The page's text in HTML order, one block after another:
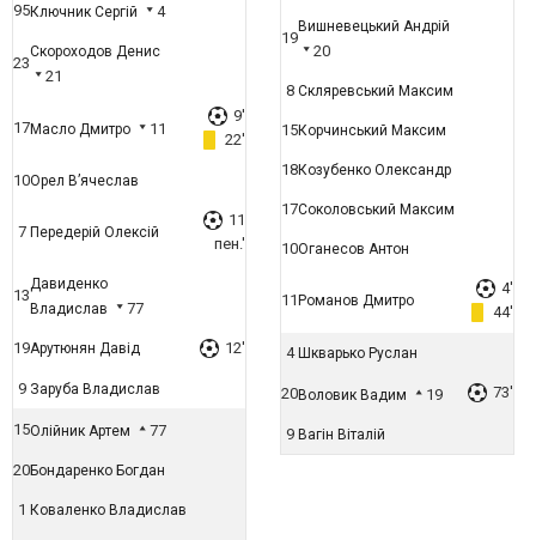
95Ключник Сергій 4
23
Скороходов Денис
21
17Масло Дмитро 11
9'
22'
10Орел В’ячеслав
7 Передерій Олексій
11
пен.'
13
Давиденко
Владислав
77
19Арутюнян Давід 12'
9 Заруба Владислав
15Олійник Артем 77
20Бондаренко Богдан
1 Коваленко Владислав
19
Вишневецький Андрій
20
8 Скляревський Максим
15Корчинський Максим
18Козубенко Олександр
17Соколовський Максим
10Оганесов Антон
11 Романов Дмитро
4'
44'
4 Шкварько Руслан
20Воловик Вадим 19 73'
9 Вагін Віталій